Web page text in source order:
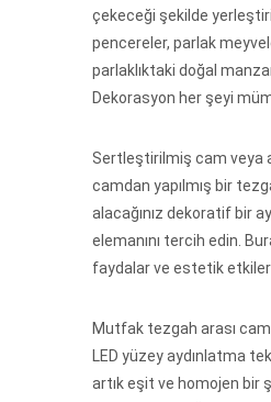
çekeceği şekilde
pencereler, parlak
parlaklıktaki doğal
Dekorasyon her şeyi
Sertleştirilmiş cam veya
camdan yapılmış bir
alacağınız dekoratif bir
elemanını tercih edin.
faydalar ve estetik etkiler
Mutfak tezgah arası
LED yüzey aydınlatma
artık eşit ve homojen bir